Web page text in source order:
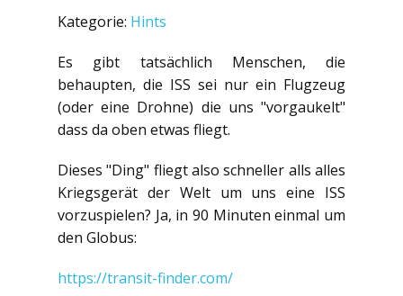
Kategorie: Hints
Es gibt tatsächlich Menschen, die
behaupten, die ISS sei nur ein Flugzeug
(oder eine Drohne) die uns "vorgaukelt"
dass da oben etwas fliegt.
Dieses "Ding" fliegt also schneller alls alles
Kriegsgerät der Welt um uns eine ISS
vorzuspielen? Ja, in 90 Minuten einmal um
den Globus:
https://transit-finder.com/